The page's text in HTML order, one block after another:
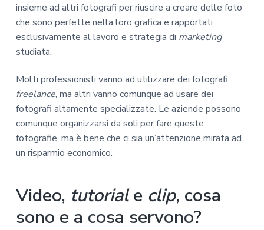
insieme ad altri fotografi per riuscire a creare delle foto
che sono perfette nella loro grafica e rapportati
esclusivamente al lavoro e strategia di marketing
studiata.
Molti professionisti vanno ad utilizzare dei fotografi
freelance, ma altri vanno comunque ad usare dei
fotografi altamente specializzate. Le aziende possono
comunque organizzarsi da soli per fare queste
fotografie, ma è bene che ci sia un’attenzione mirata ad
un risparmio economico.
Video, tutoriale clip, cosa
sono e a cosa servono?